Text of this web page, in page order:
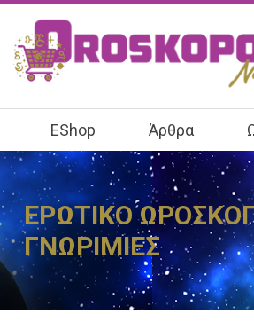
EShop Άρθρα
ΕΡΩΤΙΚΟ
ΓΝΩΡΙΜΙΕΣ